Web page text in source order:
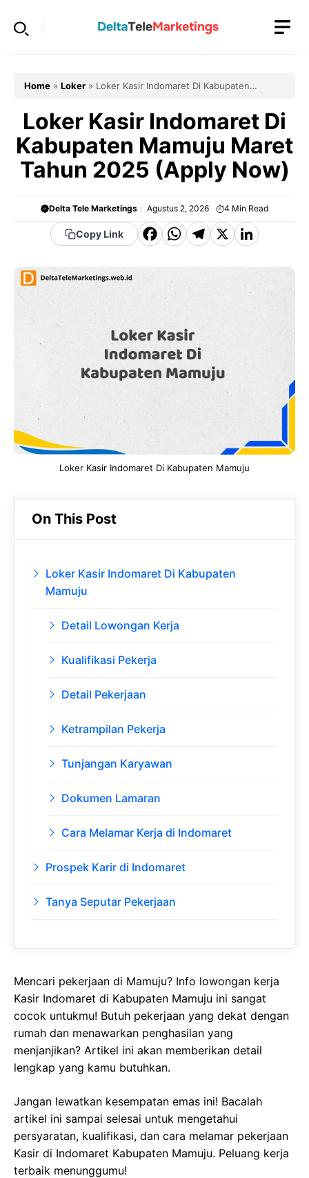
Home » Loker » Loker Kasir Indomaret Di Kabupaten
Loker Kasir Indomaret Di
Kabupaten Mamuju Maret
Tahun 2025 (Apply Now)
Delta Tele Marketings Agustus 2, 2026 4 Min Read
Copy Link
F
e
o
o
W
a
t
s
A
p
T
g
a
m
X Li
k
e
Loker Kasir Indomaret Di Kabupaten Mamuju
On This Post
Loker Kasir Indomaret Di Kabupaten
Mamuju
Detail Lowongan Kerja
Kualifikasi Pekerja
Detail Pekerjaan
Ketrampilan Pekerja
Tunjangan Karyawan
Dokumen Lamaran
Cara Melamar Kerja di Indomaret
Prospek Karir di Indomaret
Tanya Seputar Pekerjaan
Mencari pekerjaan di Mamuju? Info lowongan kerja
Kasir Indomaret di Kabupaten Mamuju ini sangat
cocok untukmu! Butuh pekerjaan yang dekat dengan
rumah dan menawarkan penghasilan yang
menjanjikan? Artikel ini akan memberikan detail
lengkap yang kamu butuhkan.
Jangan lewatkan kesempatan emas ini! Bacalah
artikel ini sampai selesai untuk mengetahui
persyaratan, kualifikasi, dan cara melamar pekerjaan
Kasir di Indomaret Kabupaten Mamuju. Peluang kerja
terbaik menunggumu!